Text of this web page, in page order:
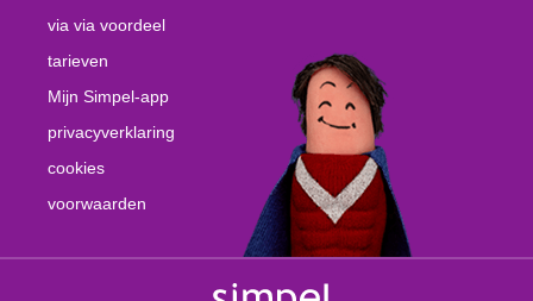
via via voordeel
tarieven
Mijn Simpel-app
privacyverklaring
cookies
voorwaarden